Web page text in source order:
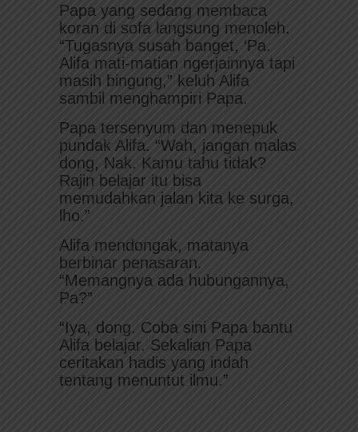
Papa yang sedang membaca
koran di sofa langsung menoleh.
“Tugasnya susah banget, ‘Pa.
Alifa mati-matian ngerjainnya tapi
masih bingung,” keluh Alifa
sambil menghampiri Papa.
Papa tersenyum dan menepuk
pundak Alifa. “Wah, jangan malas
dong, Nak. Kamu tahu tidak?
Rajin belajar itu bisa
memudahkan jalan kita ke surga,
lho.”
Alifa mendongak, matanya
berbinar penasaran.
“Memangnya ada hubungannya,
Pa?”
“Iya, dong. Coba sini Papa bantu
Alifa belajar. Sekalian Papa
ceritakan hadis yang indah
tentang menuntut ilmu.”